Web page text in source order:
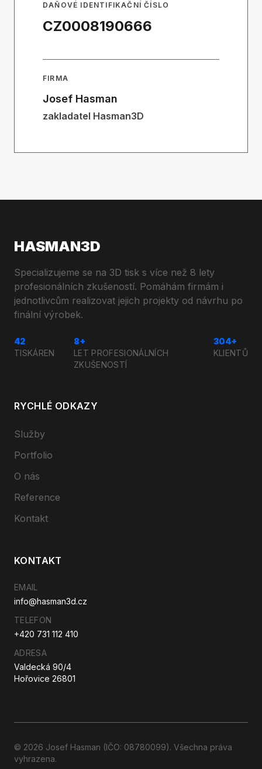
DAŇOVÉ IDENTIFIKAČNÍ ČÍSLO
CZ0008190666
FIRMA
Josef Hasman
zakladatel Hasman3D
HASMAN3D
Specializujeme se na 3D tisk s více než 8 lety
profesionálních zkušeností. Pomáhám firmám i
jednotlivcům realizovat jejich projekty od návrhu po
finální výrobek.
42
TISKÁREN
8+
LET PROFESIONÁLNÍCH
ZKUŠENOSTÍ
304+
KLIENTŮ
RYCHLÉ ODKAZY
Služby
Portfolio
O nás
Reference
Kontakt
KONTAKT
EMAIL
info@hasman3d.cz
TELEFON
+420 731 112 410
ADRESA
Valdecká 90/4
Hořovice 26801
© 2026 Josef Hasman (IČO: 08780099). Všechna práva
vyhrazena.